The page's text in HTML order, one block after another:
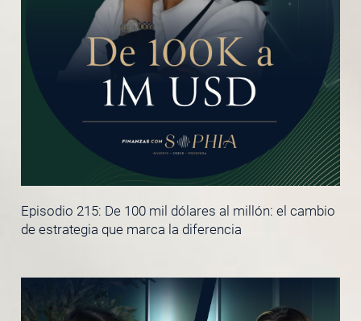
Episodio 215: De 100 mil dólares al millón: el cambio
de estrategia que marca la diferencia